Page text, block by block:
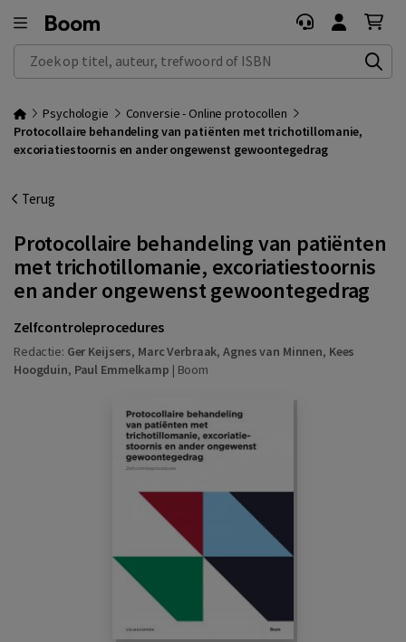
Zoek op titel, auteur, trefwoord of ISBN
Psychologie
Conversie - Online protocollen
Protocollaire behandeling van patiënten met trichotillomanie,
excoriatiestoornis en ander ongewenst gewoontegedrag
Terug
Protocollaire behandeling van patiënten
met trichotillomanie, excoriatiestoornis
en ander ongewenst gewoontegedrag
Zelfcontroleprocedures
Redactie: Ger Keijsers, Marc Verbraak,Agnes van Minnen, Kees
Hoogduin, Paul Emmelkamp | Boom